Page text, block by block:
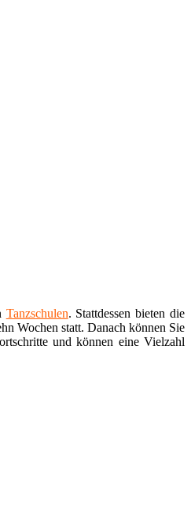
Tanzschulen. Stattdessen bieten die
Wochen statt. Danach können Sie
und können eine Vielzahl